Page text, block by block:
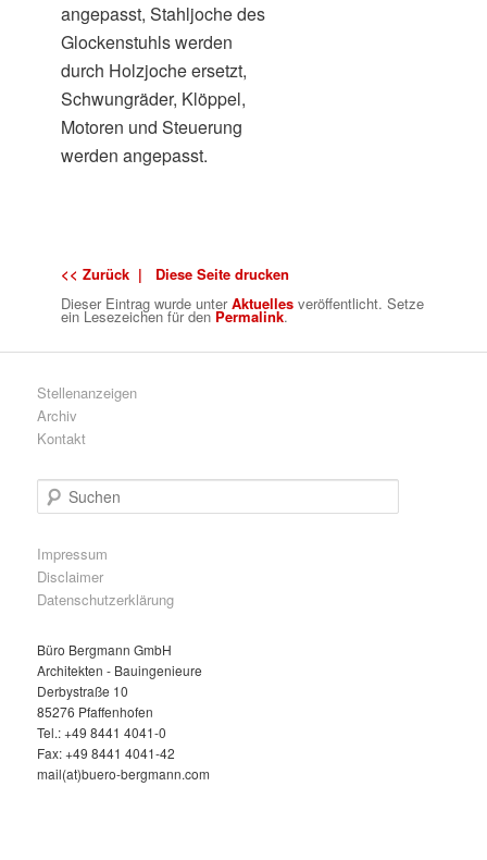
angepasst, Stahljoche des
Glockenstuhls werden
durch Holzjoche ersetzt,
Schwungräder, Klöppel,
Motoren und Steuerung
werden angepasst.
<< Zurück |
Diese Seite drucken
Dieser Eintrag wurdeunterAktuelles veröffentlicht. Setze
ein Lesezeichen für den Permalink.
Stellenanzeigen
Archiv
Kontakt
u
h
e
n
Impressum
Disclaimer
Datenschutzerklärung
Büro Bergmann GmbH
Architekten - Bauingenieure
Derbystraße 10
85276 Pfaffenhofen
Tel.: +49 8441 4041-0
Fax: +49 8441 4041-42
mail(at)buero-bergmann.com